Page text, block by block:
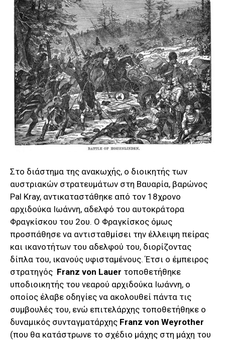
Στο διάστημα της ανακωχής, ο διοικητής των
αυστριακών στρατευμάτων στη Βαυαρία, βαρώνος
Pal Kray, αντικαταστάθηκε από τον 18χρονο
αρχιδούκα Ιωάννη, αδελφό του αυτοκράτορα
Φραγκίσκου του 2ου. Ο Φραγκίσκος όμως
προσπάθησε να αντισταθμίσει την έλλειψη πείρας
και ικανοτήτων του αδελφού του, διορίζοντας
δίπλα του, ικανούς υφισταμένους. Έτσι ο έμπειρος
στρατηγός Franz von Lauer τοποθετήθηκε
υποδιοικητής του νεαρού αρχιδούκα Ιωάννη, ο
οποίος έλαβε οδηγίες να ακολουθεί πάντα τις
συμβουλές του, ενώ επιτελάρχης τοποθετήθηκε ο
δυναμικός συνταγματάρχης Franz von Weyrother
(που θα κατάστρωνε το σχέδιο μάχης στη μάχη του